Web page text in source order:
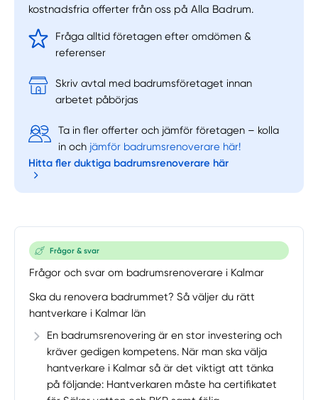
kostnadsfria offerter från oss på Alla Badrum.
Fråga alltid företagen efter omdömen &
referenser
Skriv avtal med badrumsföretaget innan
arbetet påbörjas
Ta in fler offerter och jämför företagen – kolla
in och jämför badrumsrenoverare här!
Hitta fler duktiga badrumsrenoverare här
Frågor & svar
Frågor och svar om badrumsrenoverare i Kalmar
Ska du renovera badrummet? Så väljer du rätt
hantverkare i Kalmar län
En badrumsrenovering är en stor investering och
kräver gedigen kompetens. När man ska välja
hantverkare i Kalmar så är det viktigt att tänka
på följande: Hantverkaren måste ha certifikatet